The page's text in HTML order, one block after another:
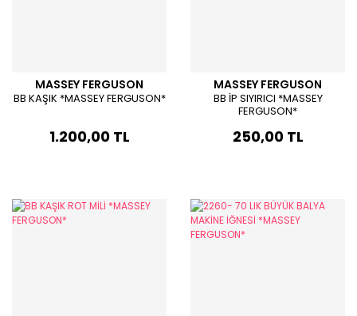
MASSEY FERGUSON
BB KAŞIK *MASSEY FERGUSON*
1.200,00 TL
MASSEY FERGUSON
BB İP SIYIRICI *MASSEY
FERGUSON*
250,00 TL